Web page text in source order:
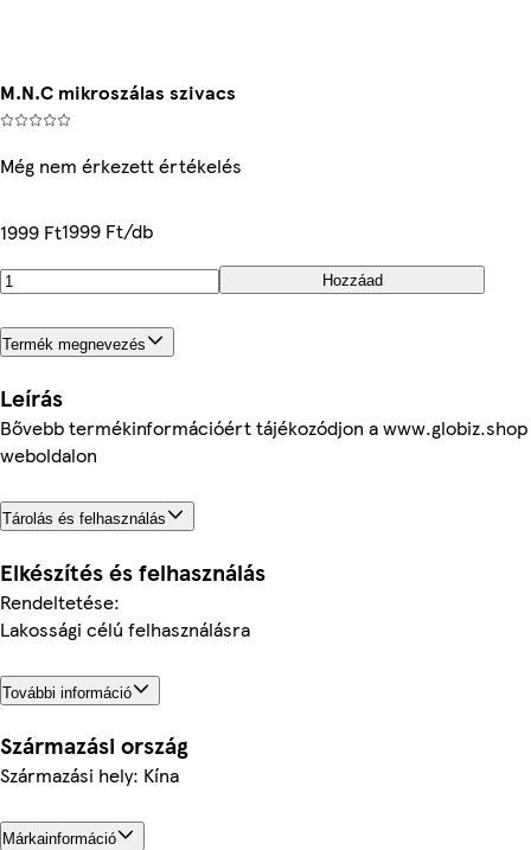
M.N.C mikroszálas szivacs
Még nem érkezett értékelés
1999 Ft1999 Ft/db
Hozzáad
Termék megnevezés
Leírás
Bővebb termékinformációért tájékozódjon a www.globiz.shop
weboldalon
Tárolás és felhasználás
Elkészítés és felhasználás
Rendeltetése:
Lakossági célú felhasználásra
További információ
Származási ország
Származási hely: Kína
Márkainformáció